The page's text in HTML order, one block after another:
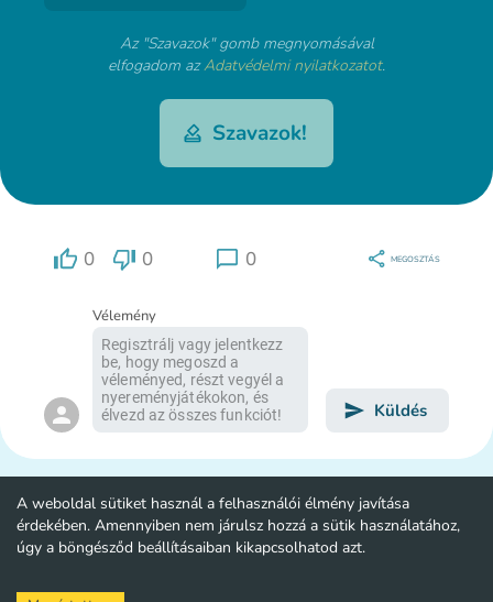
Az "Szavazok" gomb megnyomásával
elfogadom azAdatvédelmi nyilatkozatot.
Szavazok!
0 0 0 MEGOSZTÁS
Vélemény
Küldés
A weboldal sütiket használ a felhasználói élmény javítása
érdekében. Amennyiben nem járulsz hozzá a sütik használatához,
úgy a böngésződ beállításaiban kikapcsolhatod azt.